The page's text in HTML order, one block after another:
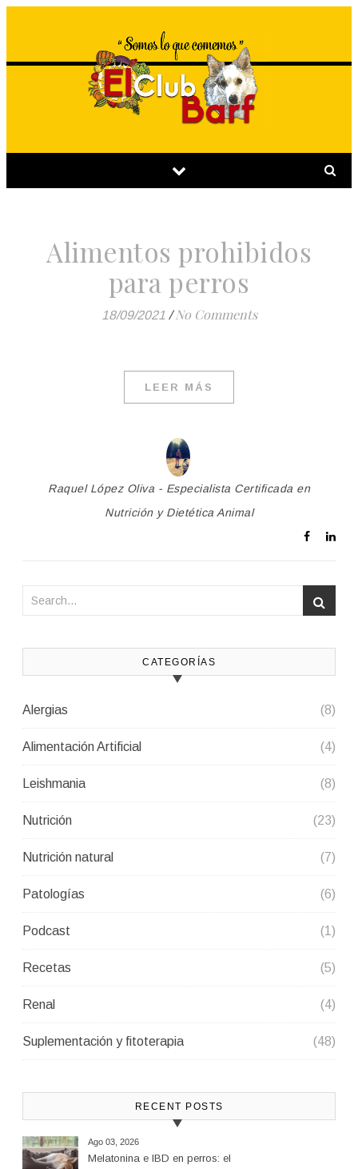
Alimentos prohibidos
para perros
18/09/2021 / No Comments
LEER MÁS
Raquel López Oliva - Especialista Certificada en
Nutrición y Dietética Animal
CATEGORÍAS
Alergias (8)
Alimentación Artificial (4)
Leishmania (8)
Nutrición (23)
Nutrición natural (7)
Patologías (6)
Podcast (1)
Recetas (5)
Renal (4)
Suplementación y fitoterapia (48)
RECENT POSTS
Ago 03, 2026
Melatonina e IBD en perros: el